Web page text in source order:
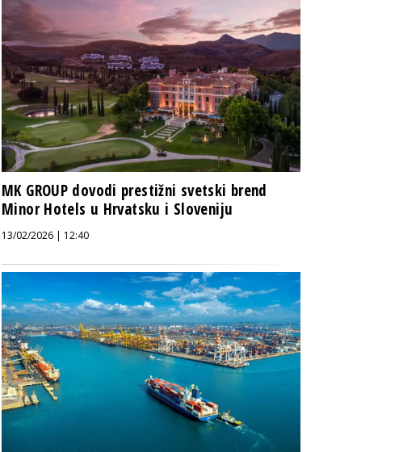
MK GROUP dovodi prestižni svetski brend
Minor Hotels u Hrvatsku i Sloveniju
13/02/2026 | 12:40